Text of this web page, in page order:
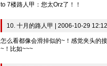
to 7楼路人甲：您太Orz了！！
10. 十月的路人甲 | 2006-10-29 12:12
怎么看都像会滑掉似的~！感觉夹头的
~！比如~~~